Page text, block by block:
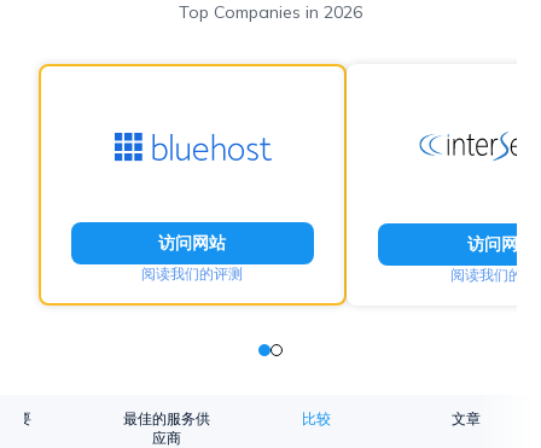
Top Companies in 2026
访问网站
阅读我们的评测
访问网站
阅读我们的评
概要
最佳的服务供
应商
比较 文章